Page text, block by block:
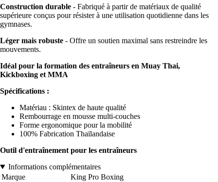
Construction durable - Fabriqué à partir de matériaux de qualité
supérieure conçus pour résister à une utilisation quotidienne dans les
gymnases.
Léger mais robuste - Offre un soutien maximal sans restreindre les
mouvements.
Idéal pour la formation des entraîneurs en Muay Thai,
Kickboxing et MMA
Spécifications :
Matériau : Skintex de haute qualité
Rembourrage en mousse multi-couches
Forme ergonomique pour la mobilité
100% Fabrication Thaïlandaise
Outil d'entraînement pour les entraîneurs
Informations complémentaires
Marque
King Pro Boxing